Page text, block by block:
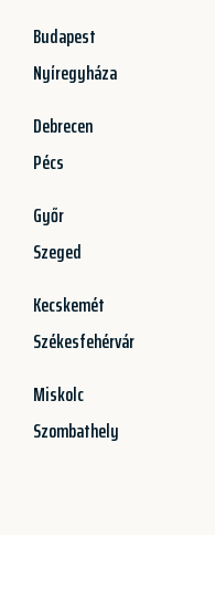
Budapest
Nyíregyháza
Debrecen
Pécs
Győr
Szeged
Kecskemét
Székesfehérvár
Miskolc
Szombathely